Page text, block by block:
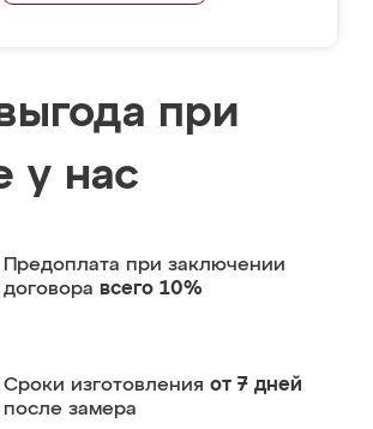
при
у нас
Предоплата при заключении
договора всего 10%
Сроки изготовления от 7 дней
после замера